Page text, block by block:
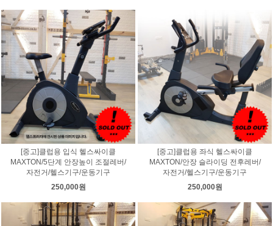
[중고]클럽용 입식 헬스싸이클
MAXTON/5단계 안장높이 조절레버/
자전거/헬스기구/운동기구
250,000원
[중고]클럽용 좌식 헬스싸이클
MAXTON/안장 슬라이딩 전후레버/
자전거/헬스기구/운동기구
250,000원